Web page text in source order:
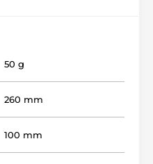
50 g
260 mm
100 mm